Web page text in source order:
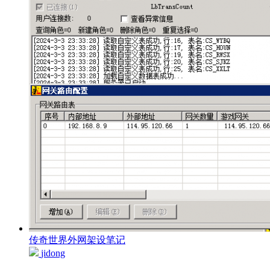
传奇世界外网架设笔记
jidong